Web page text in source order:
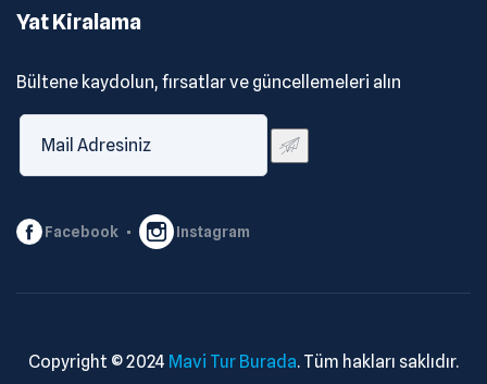
Yat Kiralama
Bültene kaydolun, fırsatlar ve güncellemeleri alın
Facebook Instagram
Copyright © 2024 Mavi Tur Burada. Tüm hakları saklıdır.